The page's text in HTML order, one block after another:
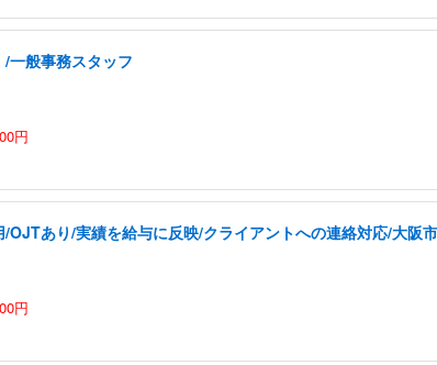
/一般事務スタッフ
円
OJTあり/実績を給与に反映/クライアントへの連絡対応/大阪
円